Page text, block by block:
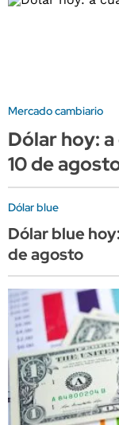
Mercado cambiario
Dólar hoy:
10 de
Dólar blue
Dólar blue
de agosto